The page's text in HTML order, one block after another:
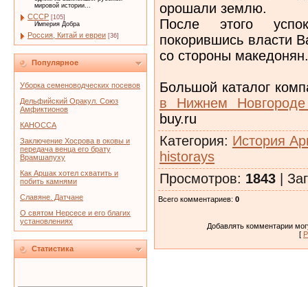
мировой истории...
СССР [105]
Империя Добра
Россия, Китай и евреи [36]
Популярное
Уборка семеноводческих посевов
Дельфийский Оракул. Союз
Амфиктионов
КАНОССА
Заключение Хосрова в оковы и
передача венца его брату
Врамшапуху
Как Аршак хотел схватить и
побить камнями
Славяне. Датчане
О святом Нерсесе и его благих
установлениях
Статистика
орошали землю.
После этого
покорившись власти
со стороны македонян.
Большой каталог
в Нижнем
buy.ru
Категория: История
historays
Просмотров: 1843 |
Всего комментариев: 0
Добавлять комментарии
[